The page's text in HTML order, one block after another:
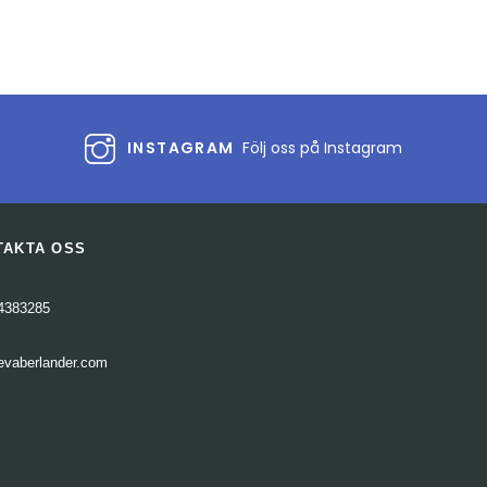
INSTAGRAM Följ oss på Instagram
OSS